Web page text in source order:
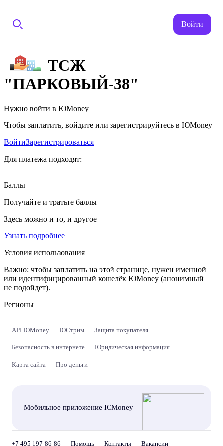
Войти
ТСЖ
"ПАРКОВЫЙ-38"
Нужно войти в ЮMoney
Чтобы заплатить, войдите или зарегистрируйтесь в ЮMoney
ВойтиЗарегистрироваться
Для платежа подходят:
Баллы
Получайте и тратьте баллы
Здесь можно и то, и другое
Узнать подробнее
Условия использования
Важно: чтобы заплатить на этой странице, нужен именной
или идентифицированный кошелёк ЮMoney (анонимный
не подойдет).
Регионы
API ЮMoney ЮСтрим Защита покупателя
Безопасность в интернете Юридическая информация
Карта сайта Про деньги
Мобильное приложение ЮMoney
+7 495 197-86-86 Помощь Контакты Вакансии